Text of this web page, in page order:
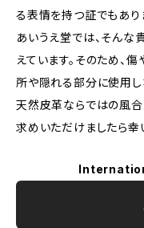
る表情を持つ証でもあり
あいうえ堂では、そん
えています。そのため、
所や隠れる部分に使用し
天然皮革ならではの風合
求めいただけましたら幸